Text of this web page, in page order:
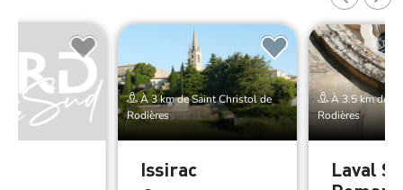
À 3 km de Saint Christol de
Rodières
Issirac
À 3.5 km de
Rodières
Laval